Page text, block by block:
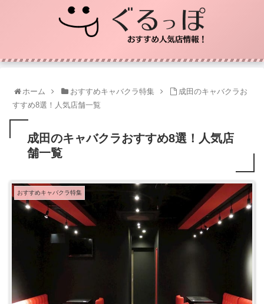
ホーム おすすめキャバクラ特集
成田のキャバクラお
すすめ8選！人気店舗一覧
成田のキャバクラおすすめ8選！人気店
舗一覧
おすすめキャバクラ特集